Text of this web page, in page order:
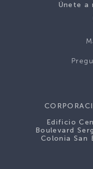
Únete a
Edificio
Boulevard
Colonia San